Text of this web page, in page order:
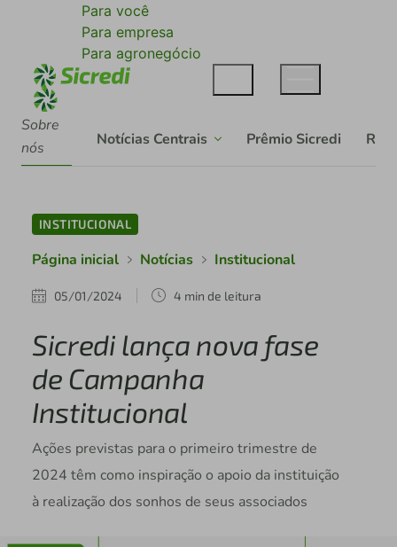
Para você
Para empresa
Para agronegócio
Sobre
nós
Notícias Centrais Prêmio Sicredi
INSTITUCIONAL
Página inicial Notícias Institucional
05/01/2024 4 min de leitura
Sicredi lança nova fase
de Campanha
Institucional
Ações previstas para o primeiro trimestre de
2024 têm como inspiração o apoio da instituição
à realização dos sonhos de seus associados